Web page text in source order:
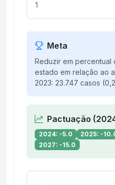
1
Meta
Reduzir em percentual
estado em relação ao
2023: 23.747 casos
Pactuação
2024: -5.0 2025: -
2027: -15.0